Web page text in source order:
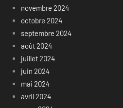
novembre 2024
octobre 2024
septembre 2024
août 2024
juillet 2024
juin 2024
mai 2024
avril 2024